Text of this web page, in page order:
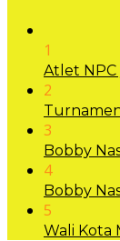
1
Atlet NPC
2
3
Bobby
4
Bobby
5
Wali Kota